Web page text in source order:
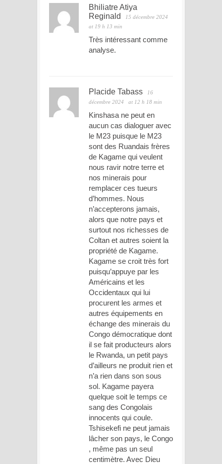
Bhiliatre Atiya
Reginald
15 décembre 2024
at 19 h 13 min
Très intéressant comme
analyse.
Placide Tabass
16
décembre 2024
at 12 h 18 min
Kinshasa ne peut en
aucun cas dialoguer avec
le M23 puisque le M23
sont des Ruandais frères
de Kagame qui veulent
nous ravir notre terre et
nos minerais pour
remplacer ces tueurs
d’hommes. Nous
n’accepterons jamais,
alors que notre pays et
surtout nos richesses de
Coltan et autres soient la
propriété de Kagame.
Kagame se croit très fort
puisqu’appuye par les
Américains et les
Occidentaux qui lui
procurent les armes et
autres équipements en
échange des minerais du
Congo démocratique dont
il se fait producteurs alors
le Rwanda, un petit pays
d’ailleurs ne produit rien et
n’a rien dans son sous
sol. Kagame payera
quelque soit le temps ce
sang des Congolais
innocents qui coule.
Tshisekefi ne peut jamais
lâcher son pays, le Congo
, même pas un seul
centimètre. Avec Dieu